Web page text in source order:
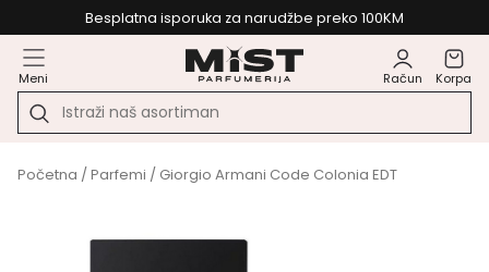
Besplatna isporuka za narudžbe preko 100KM
Meni Račun Korpa
Početna /Parfemi / Giorgio Armani Code Colonia EDT